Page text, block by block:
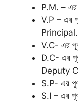
P.M. –
V.P – এর
Principal.
V.C- এর
D.C- এর
Deputy
S.P- এর
S.I – এর